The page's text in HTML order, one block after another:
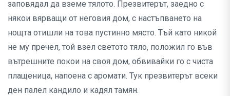
заповядал да вземе тялото. Презвитерът, заедно с
някои вярващи от неговия дом, с настъпването на
нощта отишли на това пустинно място. Тъй като никой
не му пречел, той взел светото тяло, положил го във
вътрешните покои на своя дом, обвивайки го с чиста
плащеница, напоена с аромати. Тук презвитерът всеки
ден палел кандило и кадял тамян.